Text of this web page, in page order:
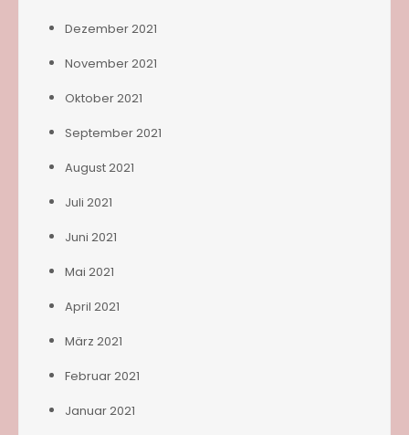
Dezember 2021
November 2021
Oktober 2021
September 2021
August 2021
Juli 2021
Juni 2021
Mai 2021
April 2021
März 2021
Februar 2021
Januar 2021